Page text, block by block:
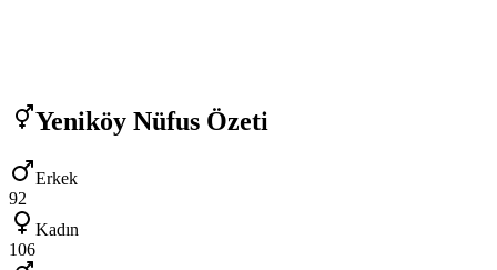
Yeniköy Nüfus Özeti
Erkek
92
Kadın
106